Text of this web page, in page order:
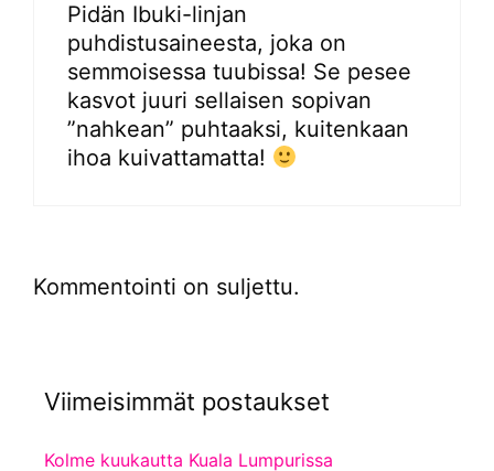
Pidän Ibuki-linjan
puhdistusaineesta, joka on
semmoisessa tuubissa! Se pesee
kasvot juuri sellaisen sopivan
”nahkean” puhtaaksi, kuitenkaan
ihoa kuivattamatta!
Kommentointi on suljettu.
Viimeisimmät postaukset
Kolme kuukautta Kuala Lumpurissa